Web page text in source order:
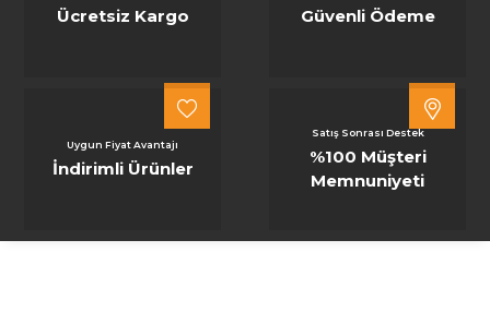
Ücretsiz Kargo Güvenli Ödeme
Uygun Fiyat Avantajı
İndirimli Ürünler
Satış Sonrası Destek
%100 Müşteri
Memnuniyeti